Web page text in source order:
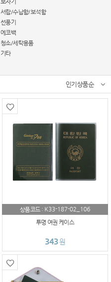
보자기
서랍/수납함/보석함
선풍기
에코백
청소/세탁용품
기타
인기상품순
상품코드 : K33-187-02_106
투명 여권 케이스
343원